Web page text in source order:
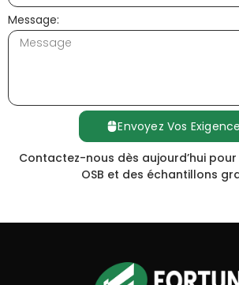
Message:
Envoyez Vos
Contactez-nous dès aujourd’hui
OSB et des échantillons